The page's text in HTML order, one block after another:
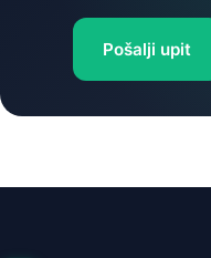
Pošalji upit